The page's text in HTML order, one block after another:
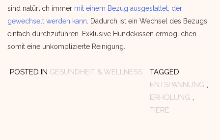
sind natürlich immer mit einem Bezug ausgestattet, der
gewechselt werden kann . Dadurch ist ein Wechsel des Bezugs
einfach durchzuführen. Exklusive Hundekissen ermöglichen
somit eine unkomplizierte Reinigung.
POSTED IN GESUNDHEIT & WELLNESS
TAGGED
ENTSPANNUNG ,
ERHOLUNG ,
TIERE